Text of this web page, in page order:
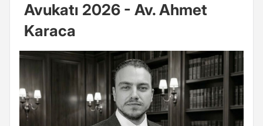
Avukatı 2026 - Av. Ahmet
Karaca